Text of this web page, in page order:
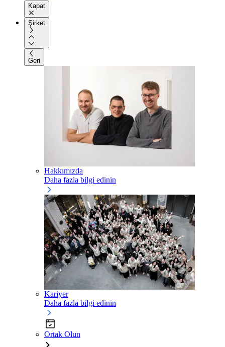
Kapat
Şirket
Geri
Hakkımızda
Daha fazla bilgi edinin
Kariyer
Daha fazla bilgi edinin
Ortak Olun